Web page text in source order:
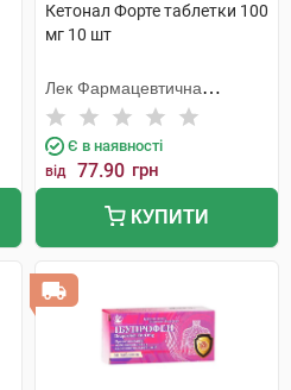
Кетонал Форте таблетки 100
мг 10 шт
Лек Фармацевтична
компанія
Є в наявності
від 77.90 грн
КУПИТИ